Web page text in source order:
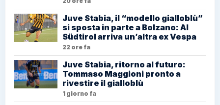
Juve Stabia, il “modello gialloblù”
si sposta in parte a Bolzano: Al
Südtirol arriva un’altra ex Vespa
22 ore fa
Juve Stabia, ritorno al futuro:
Tommaso Maggioni pronto a
rivestire il gialloblù
1 giorno fa